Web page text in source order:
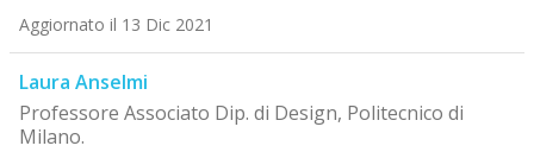
Aggiornato il 13 Dic 2021
Laura Anselmi
Professore Associato Dip. di Design, Politecnico di
Milano.